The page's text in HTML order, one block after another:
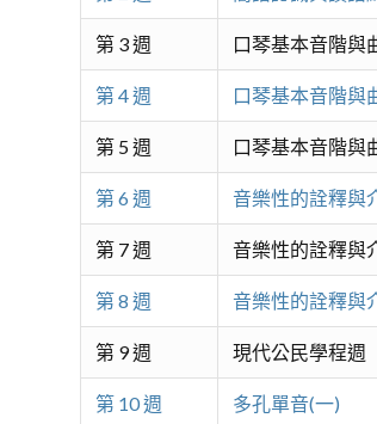
第 3 週 口琴基本音階與
第 4 週 口琴基本音階與
第 5 週 口琴基本音階與
第 6 週 音樂性的詮釋與
第 7 週 音樂性的詮釋與
第 8 週 音樂性的詮釋與
第 9 週 現代公民學程週
第 10 週 多孔單音(一)